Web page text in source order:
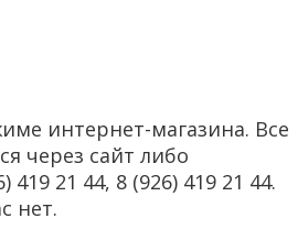
интернет-магазина. Все
через сайт либо
419 21 44, 8 (926) 419 21 44.
нет.